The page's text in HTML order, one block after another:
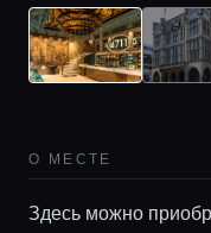
О МЕСТЕ
Здесь можно